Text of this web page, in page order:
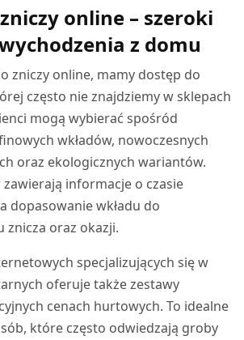
online – szeroki
z domu
zniczy online, mamy dostęp do
często nie znajdziemy w sklepach
mogą wybierać spośród
wkładów, nowoczesnych
oraz ekologicznych wariantów.
informacje o czasie
dopasowanie wkładu do
oraz okazji.
specjalizujących się w
oferuje także zestawy
cenach hurtowych. To idealne
które często odwiedzają groby